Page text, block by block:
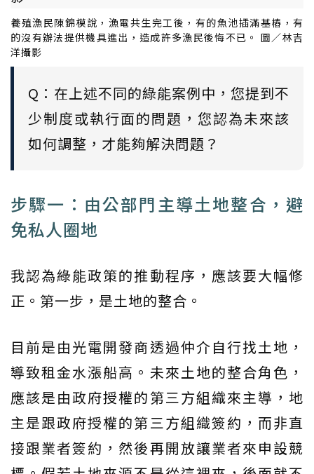
養殖漁民陳錦模說，漁電共生完工後，有的魚池插滿基樁，有
的沒有辦法提供機具進出，造成許多漁民後悔不已。 圖／林吉
洋攝影
Q：在上述不同的綠能案例中，您提到不
少制度或執行面的問題，您認為未來該
如何調整，才能夠解決問題？
步驟一：由公部門主導土地整合，避
免私人圈地
我認為綠能政策的推動程序，應該要大幅修
正。第一步，是土地的整合。
目前是由光電開發商透過仲介自行找土地，
導致租金水漲船高。未來土地的整合角色，
應該是由政府授權的第三方組織來主導，地
主是跟政府授權的第三方組織簽約，而非直
接跟業者簽約，然後再開放讓業者來申設競